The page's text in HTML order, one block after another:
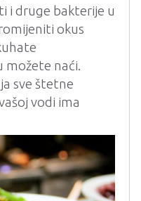
i druge bakterije u
okus
možete naći.
sve štetne
vodi ima